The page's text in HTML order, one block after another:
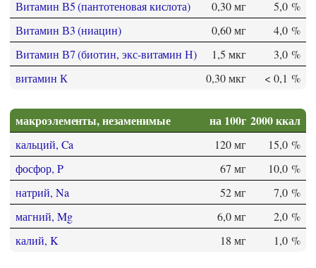
Витамин В5 (пантотеновая кислота) 0,30 мг
5,0 %
Витамин В3 (ниацин)
0,60 мг
4,0 %
Витамин В7 (биотин, экс-витамин Н)
1,5 мкг
3,0 %
витамин К
0,30 мкг < 0,1 %
макроэлементы, незаменимые на 100г 2000 ккал
кальций, Ca 120 мг
15,0 %
фосфор, P
67 мг
10,0 %
натрий, Na
52 мг
7,0 %
магний, Mg
6,0 мг
2,0 %
калий, K
18 мг 1,0 %